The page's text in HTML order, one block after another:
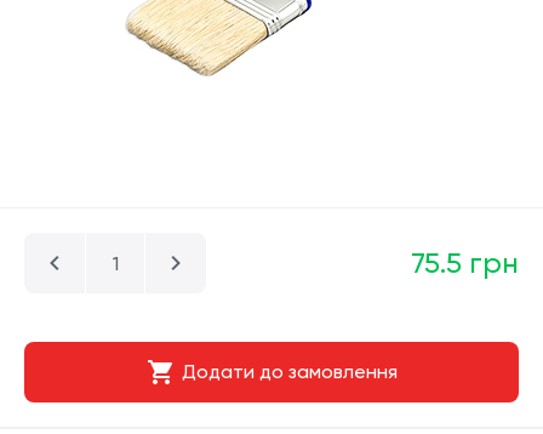
75.5 грн
Додати до замовлення